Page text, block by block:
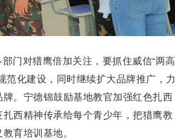
门对猎鹰倍加关注，要抓住威信“两高
化建设，同时继续扩大品牌推广，力
。宁德锦鼓励基地教官加强红色扎西
西精神传承给每个青少年，把猎鹰教
育培训基地。